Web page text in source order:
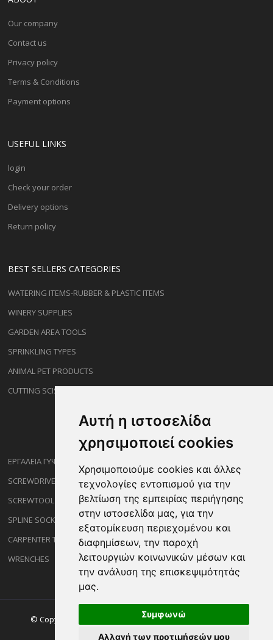
Αυτή η ιστοσελίδα
χρησιμοποιεί cookies
Χρησιμοποιούμε cookies και άλλες
τεχνολογίες εντοπισμού για την
βελτίωση της εμπειρίας περιήγησης
στην ιστοσελίδα μας, για την
εξατομίκευση περιεχομένου και
διαφημίσεων, την παροχή
λειτουργιών κοινωνικών μέσων και
την ανάλυση της επισκεψιμότητάς
μας.
Συμφωνώ
Αλλαγή των προτιμήσεών μου
Our company
Contact us
Privacy policy
Terms & Conditions
Payment options
USEFUL LINKS
login
Check your order
Delivery options
Return policy
BEST SELLERS CATEGORIES
WATERING ITEMS-RUBBER & PLASTIC ITEMS
WINERY SUPPLIES
GARDEN AREA TOOLS
SPRINKLING TYPES
ANIMAL PET PRODUCTS
CUTTING SCISSORS
ΕΡΓΑΛΕΙΑ ΓΥΨΟΣΑΝΙΔΑΣ
SCREWDRIVERS
SCREWTOOL NOZZLES
SPLINE SOCKETS
CARPENTER TOOLS
WRENCHES
© Copyright ©2026 Sakalidisshop.gr. All Rights Reserved.